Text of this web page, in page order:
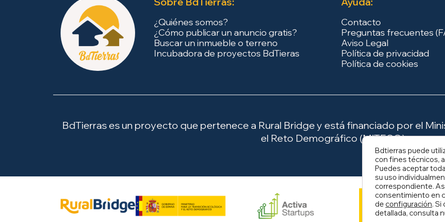
¿Quiénes somos?
¿Cómo publicar un anuncio gratis?
Buscar un inmueble o terreno
Incubadora de proyectos BdTieras
Contacto
Preguntas frecuentes
Aviso Legal
Política de privacidad
Política de cookies
BdTierras es un proyecto que pertenece a Rural Bridge y está financiado por el
el Reto Demográfico (MITECO).
Bdtierras puede
con fines técnicos,
Puedes aceptar
su uso
correspondiente.
consentimiento en
de configuración.
detallada, consulta